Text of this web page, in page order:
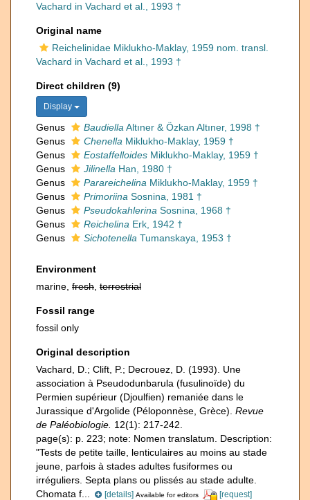
Vachard in Vachard et al., 1993 †
Original name
Reichelinidae Miklukho-Maklay, 1959 nom. transl.
Vachard in Vachard et al., 1993 †
Direct children (9)
Display
Genus Baudiella Altıner & Özkan Altıner, 1998 †
Genus
Chenella Miklukho-Maklay, 1959 †
Genus
Eostaffelloides Miklukho-Maklay, 1959 †
Genus
Jilinella Han, 1980 †
Genus
Parareichelina Miklukho-Maklay, 1959 †
Genus
Primoriina Sosnina, 1981 †
Genus
Pseudokahlerina Sosnina, 1968 †
Genus
Reichelina Erk, 1942 †
Genus
Sichotenella Tumanskaya, 1953 †
Environment
marine, fresh terrestrial
Fossil range
fossil only
Original description
Vachard, D.; Clift, P.; Decrouez, D. (1993). Une
association à Pseudodunbarula (fusulinoïde) du
Permien supérieur (Djoulfien) remaniée dans le
Jurassique d'Argolide (Péloponnèse, Grèce). Revue
de Paléobiologie. 12(1): 217-242.
page(s): p. 223; note: Nomen translatum. Description:
"Tests de petite taille, lenticulaires au moins au stade
jeune, parfois à stades adultes fusiformes ou
irréguliers. Septa plans ou plissés au stade adulte.
Chomata f...
[details] Available for editors [request]